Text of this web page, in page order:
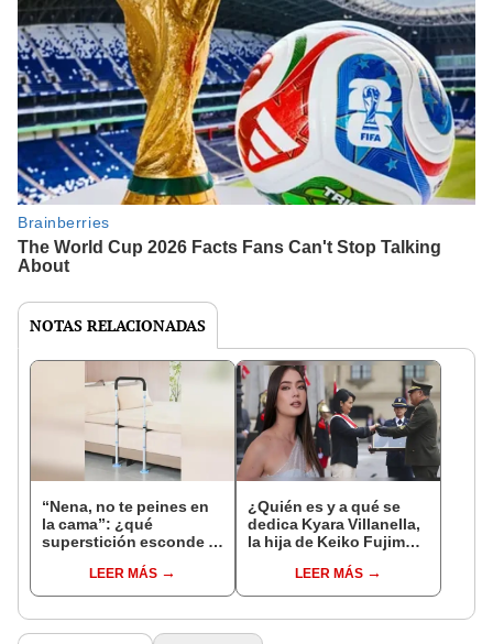
NOTAS RELACIONADAS
“Nena, no te peines en
la cama”: ¿qué
superstición esconde la
Enanitos Verdes?
LEER MÁS
¿Quién es y a qué se
dedica Kyara Villanella,
la hija de Keiko Fujimori
nivel nacional?
LEER MÁS